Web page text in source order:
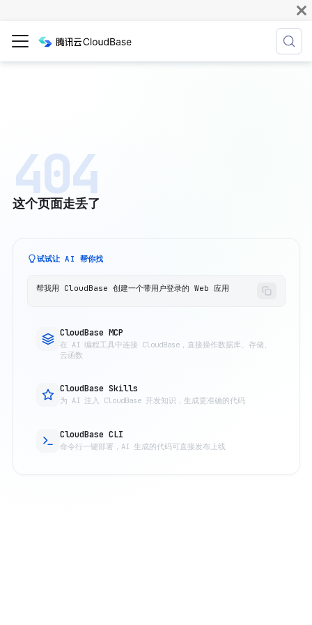
404
这个页面走丢了
试试让 AI 帮你找
帮我用 CloudBase 创建一个带用户登录的 Web 应用
CloudBase MCP
在 AI 编程工具中连接 CloudBase，直接操作数据库、存储、
云函数
CloudBase Skills
为 AI 注入 CloudBase 开发知识，生成更准确的代码
CloudBase CLI
命令行一键部署，AI 生成的代码可直接发布上线